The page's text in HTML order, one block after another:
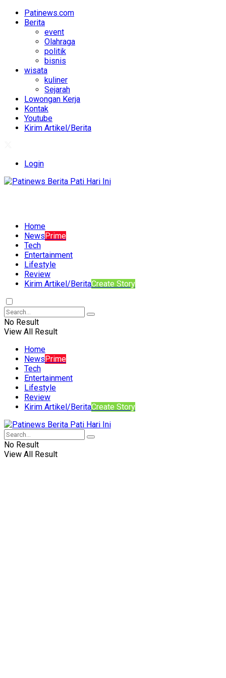
Patinews.com
Berita
event
Olahraga
politik
bisnis
wisata
kuliner
Sejarah
Lowongan Kerja
Kontak
Youtube
Kirim Artikel/Berita
Login
Home
NewsPrime
Tech
Entertainment
Lifestyle
Review
Kirim Artikel/BeritaCreate Story
No Result
View All Result
Home
NewsPrime
Tech
Entertainment
Lifestyle
Review
Kirim Artikel/BeritaCreate Story
No Result
View All Result